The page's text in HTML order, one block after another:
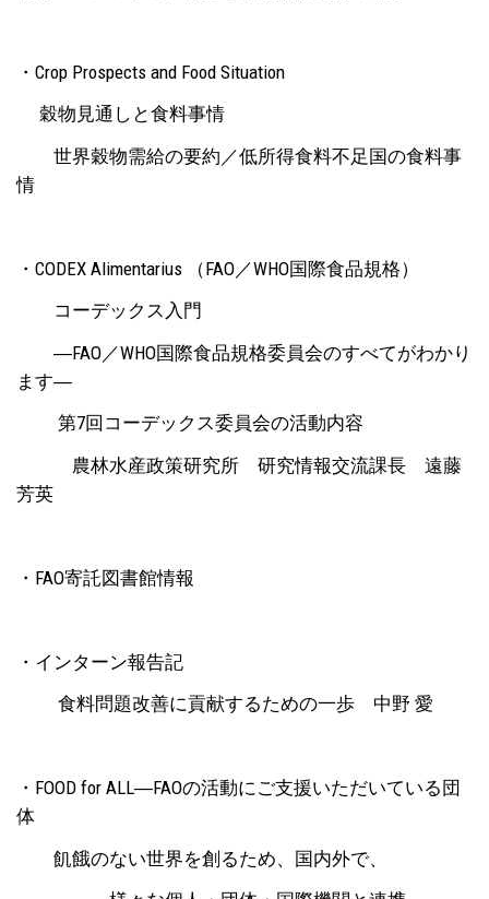
・Crop Prospects and Food Situation
穀物見通しと食料事情
世界穀物需給の要約／低所得食料不足国の食料事
情
・CODEX Alimentarius （FAO／WHO国際食品規格）
コーデックス入門
―FAO／WHO国際食品規格委員会のすべてがわかり
ます―
第7回コーデックス委員会の活動内容
農林水産政策研究所 研究情報交流課長 遠藤
芳英
・FAO寄託図書館情報
・インターン報告記
食料問題改善に貢献するための一歩 中野 愛
・FOOD for ALL―FAOの活動にご支援いただいている団
体
飢餓のない世界を創るため、国内外で、